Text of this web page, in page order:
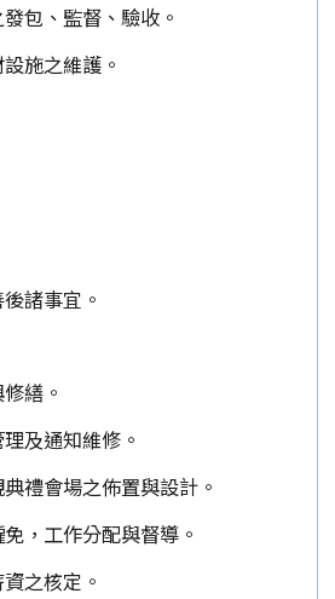
包、監督、驗收。
施之維護。
諸事宜。
繕。
及通知維修。
禮會場之佈置與設計。
，工作分配與督導。
之核定。